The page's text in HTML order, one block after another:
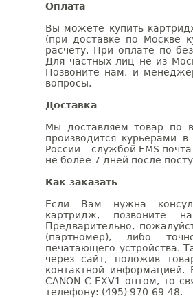
Оплата
Вы можете купить
(при доставке по Москве
расчету. При оплате по
Для частных лиц не из
Позвоните нам, и
вопросы.
Доставка
Мы доставляем товар по
производится курьерами
России – службой EMS
не более 7 дней после
Как заказать
Если Вам нужна
картридж, позвоните
Предварительно,
(партномер), либо
печатающего устройства.
через сайт, положив
контактной информацией.
CANON C-EXV1 оптом, то
телефону: (495) 970-69-48.